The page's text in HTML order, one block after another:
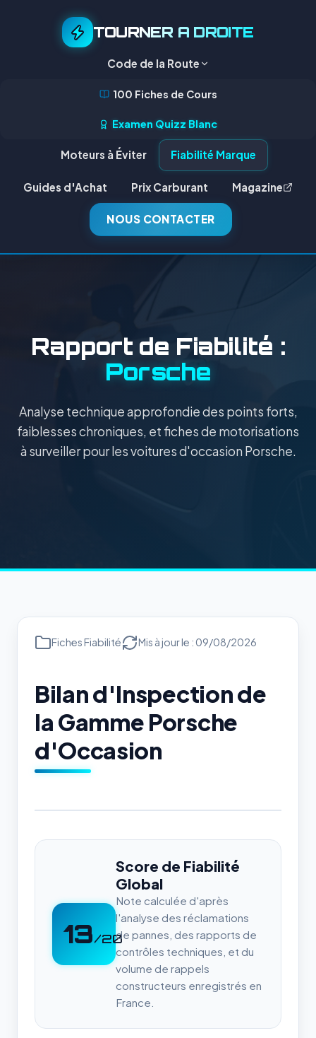
TOURNER A DROITE
Code de la Route
100 Fiches de Cours
Examen Quizz Blanc
Moteurs à Éviter Fiabilité Marque
Guides d'Achat Prix Carburant Magazine
NOUS CONTACTER
Rapport de Fiabilité :
Porsche
Analyse technique approfondie des points forts,
faiblesses chroniques, et fiches de motorisations
à surveiller pour les voitures d'occasion Porsche.
Fiches Fiabilité Mis à jour le : 09/08/2026
Bilan d'Inspection de
la Gamme Porsche
d'Occasion
13/20
Score de Fiabilité
Global
Note calculée d'après
l'analyse des réclamations
de pannes, des rapports de
contrôles techniques, et du
volume de rappels
constructeurs enregistrés en
France.